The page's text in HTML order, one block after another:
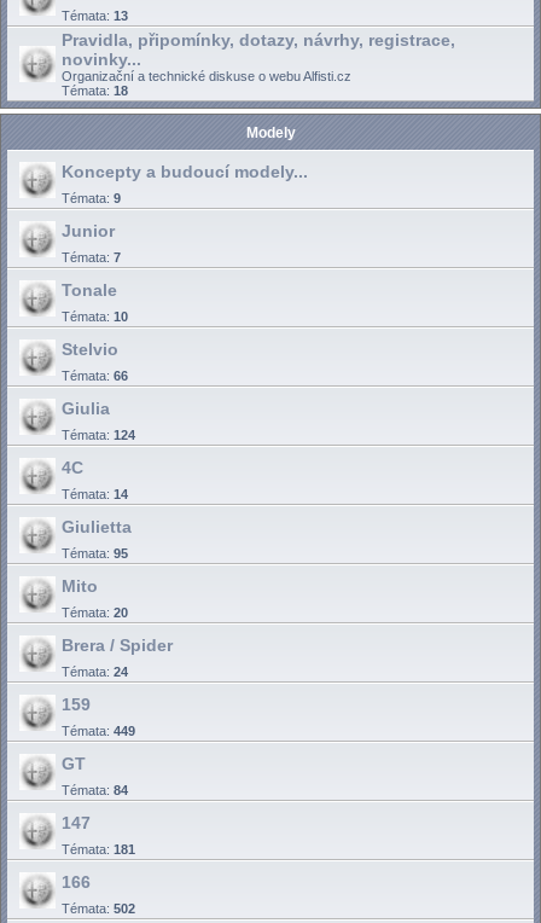
Témata: 13
Pravidla, připomínky, dotazy, návrhy, registrace,
novinky...
Organizační a technické diskuse o webu Alfisti.cz
Témata: 18
Modely
Koncepty a budoucí modely...
Témata: 9
Junior
Témata: 7
Tonale
Témata: 10
Stelvio
Témata: 66
Giulia
Témata: 124
4C
Témata: 14
Giulietta
Témata: 95
Mito
Témata: 20
Brera / Spider
Témata: 24
159
Témata: 449
GT
Témata: 84
147
Témata: 181
166
Témata: 502